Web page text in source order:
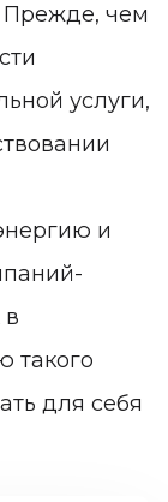
Прежде, чем
услуги,
и
в
такого
для себя